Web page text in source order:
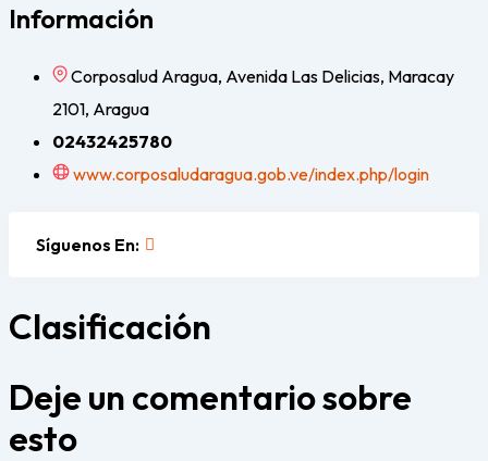
Información
Corposalud Aragua, Avenida Las Delicias, Maracay
2101, Aragua
02432425780
www.corposaludaragua.gob.ve/index.php/login
Síguenos En:
Clasificación
Deje un comentario sobre
esto